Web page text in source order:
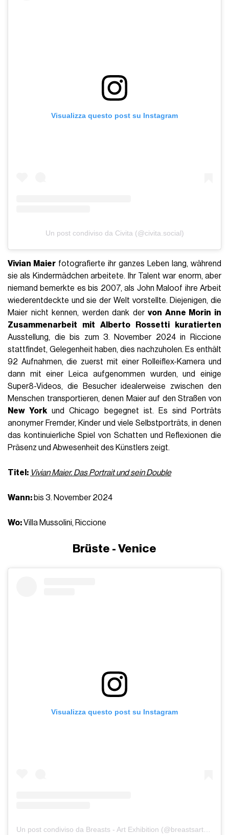
Visualizza questo post su Instagram
Un post condiviso da Civita (@civita.social)
Vivian Maier fotografierte ihr ganzes Leben lang, während
sie als Kindermädchen arbeitete. Ihr Talent war enorm, aber
niemand bemerkte es bis 2007, als John Maloof ihre Arbeit
wiederentdeckte und sie der Welt vorstellte. Diejenigen, die
Maier nicht kennen, werden dank dervon Anne Morin in
Zusammenarbeit mit Alberto Rossetti kuratierten
Ausstellung, die bis zum 3. November 2024 in Riccione
stattfindet, Gelegenheit haben, dies nachzuholen. Es enthält
92 Aufnahmen, die zuerst mit einer Rolleiflex-Kamera und
dann mit einer Leica aufgenommen wurden, und einige
Super8-Videos, die Besucher idealerweise zwischen den
Menschen transportieren, denen Maier auf den Straßen von
New Yorkund Chicago begegnet ist. Es sind Porträts
anonymer Fremder, Kinder und viele Selbstporträts, in denen
das kontinuierliche Spiel von Schatten und Reflexionen die
Präsenz und Abwesenheit des Künstlers zeigt.
Titel: Vivian Maier. Das Portrait und sein Double
Wann: bis 3. November 2024
Wo:Villa Mussolini, Riccione
Brüste - Venice
Visualizza questo post su Instagram
Un post condiviso da Breasts - Art Exhibition (@breastsartexhibition)